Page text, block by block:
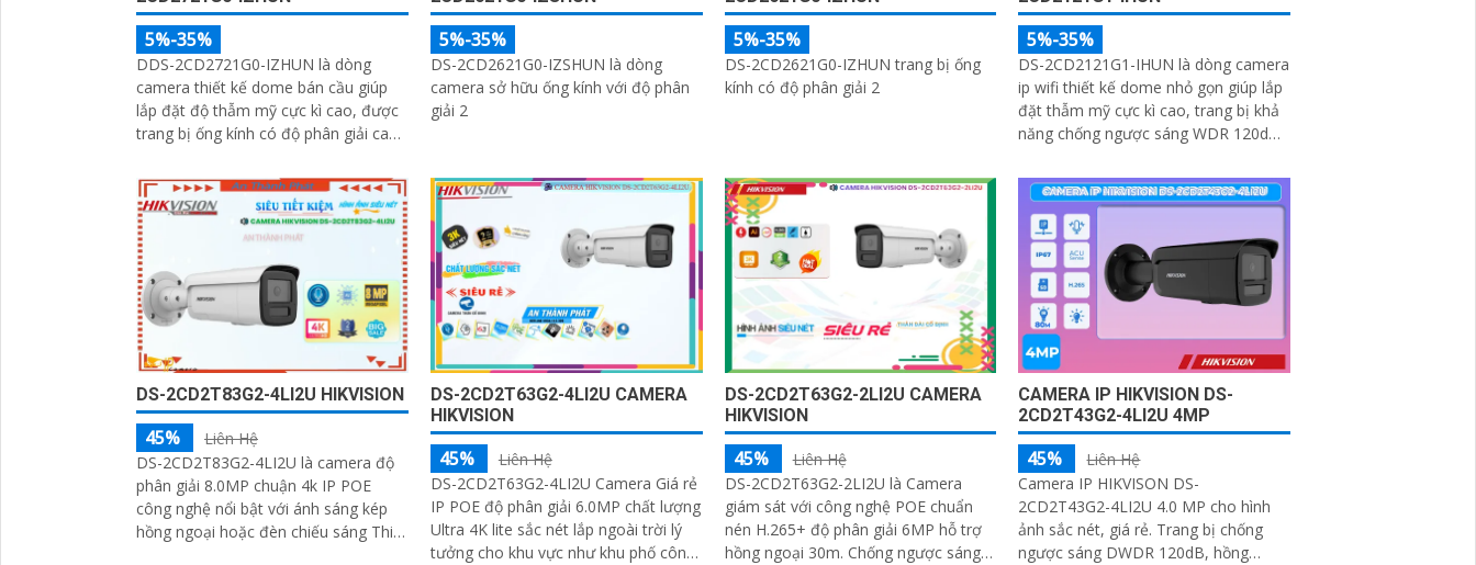
5%-35%
DDS-2CD2721G0-IZHUN là dòng
camera thiết kế dome bán cầu giúp
lắp đặt độ thẫm mỹ cực kì cao, được
trang bị ống kính có độ phân giải cao
5%-35%
DS-2CD2621G0-IZSHUN là dòng
camera sở hữu ống kính với độ phân
giải 2
5%-35%
DS-2CD2621G0-IZHUN trang bị ống
kính có độ phân giải 2
5%-35%
DS-2CD2121G1-IHUN là dòng camera
ip wifi thiết kế dome nhỏ gọn giúp lắp
đặt thẫm mỹ cực kì cao, trang bị khả
năng chống ngược sáng WDR 120dB
bị tính năng thông minh hàng rào ảo,
xâm nhập vùng cấm, nhìn ban đêm
bằng hồng ngoại 30m
DS-2CD2T83G2-4LI2U HIKVISION
45%
Liên Hệ
DS-2CD2T83G2-4LI2U là camera độ
phân giải 8.0MP chuận 4k IP POE
công nghệ nổi bật với ánh sáng kép
hồng ngoại hoặc đèn chiếu sáng Thiết
DS-2CD2T63G2-4LI2U CAMERA
HIKVISION
45%
Liên Hệ
DS-2CD2T63G2-4LI2U Camera Giá rẻ
IP POE độ phân giải 6.0MP chất lượng
Ultra 4K lite sắc nét lắp ngoài trời lý
tưởng cho khu vực như khu phố công
DS-2CD2T63G2-2LI2U CAMERA
HIKVISION
45%
Liên Hệ
DS-2CD2T63G2-2LI2U là Camera
giám sát với công nghệ POE chuẩn
nén H.265+ độ phân giải 6MP hỗ trợ
hồng ngoại 30m. Chống ngược sáng
CAMERA IP HIKVISION DS-
2CD2T43G2-4LI2U 4MP
45%
Liên Hệ
Camera IP HIKVISON DS-
2CD2T43G2-4LI2U 4.0 MP cho hình
ảnh sắc nét, giá rẻ. Trang bị chống
ngược sáng DWDR 120dB, hồng